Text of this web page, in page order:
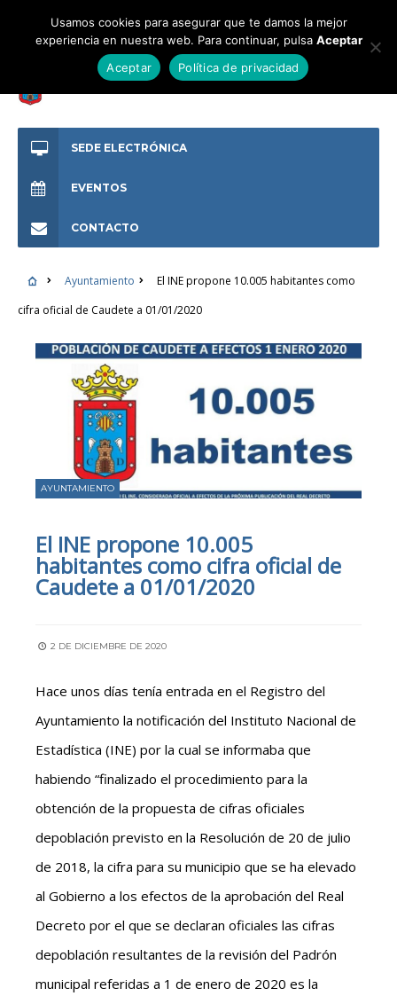
SEDE ELECTRÓNICA
EVENTOS
CONTACTO
Ayuntamiento
El INE propone 10.005 habitantes como
cifra oficial de Caudete a 01/01/2020
AYUNTAMIENTO
El INE propone 10.005
habitantes como cifra oficial de
Caudete a 01/01/2020
2 DE DICIEMBRE DE 2020
Hace unos días tenía entrada en el Registro del
Ayuntamiento la notificación del Instituto Nacional de
Estadística (INE) por la cual se informaba que
habiendo “finalizado el procedimiento para la
obtención de la propuesta de cifras oficiales
depoblación previsto en la Resolución de 20 de julio
de 2018, la cifra para su municipio que se ha elevado
al Gobierno a los efectos de la aprobación del Real
Decreto por el que se declaran oficiales las cifras
depoblación resultantes de la revisión del Padrón
municipal referidas a 1 de enero de 2020 es la
Usamos cookies para asegurar que te damos la mejor
experiencia en nuestra web. Para continuar, pulsa Aceptar
Aceptar
Política de privacidad